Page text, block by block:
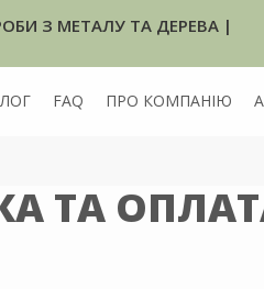
З МЕТАЛУ ТА ДЕРЕВА |
FAQ ПРО КОМПАНІЮ
ТА